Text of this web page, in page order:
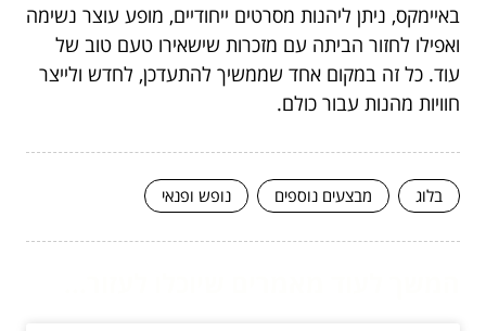
באיימקס, ניתן ליהנות מסרטים ייחודיים, מופע עוצר נשימה
ואפילו לחזור הביתה עם מזכרות שישאירו טעם טוב של
עוד. כל זה במקום אחד שממשיך להתעדכן, לחדש ולייצר
חוויות מהנות עבור כולם.
בלוג מבצעים נוספים נופש ופנאי